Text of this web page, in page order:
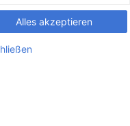
Alles akzeptieren